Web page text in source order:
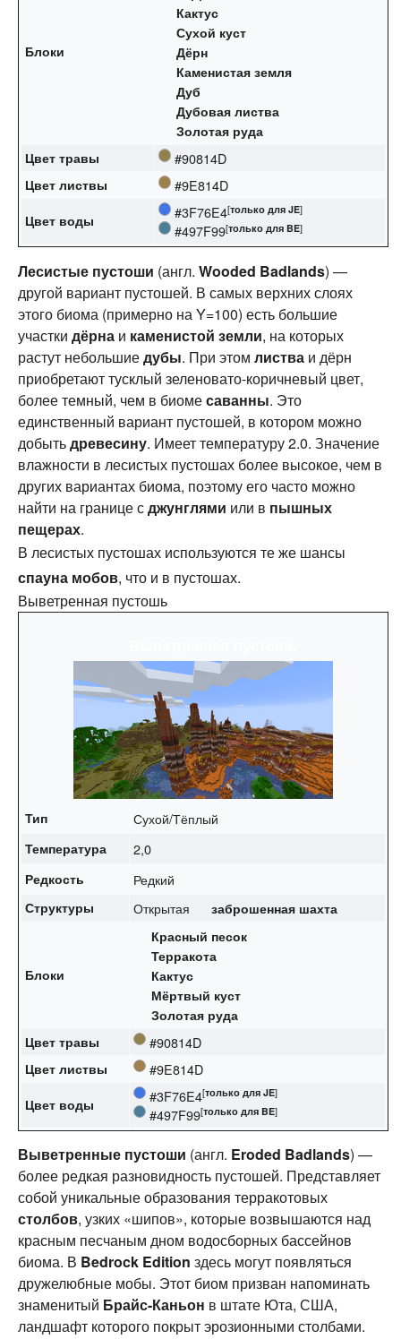
Блоки
Кактус
Сухой куст
Дёрн
Каменистая земля
Дуб
Дубовая листва
Золотая руда
Цвет травы
#90814D
Цвет листвы #9E814D
Цвет воды #3F76E4‌[только дляJE]
#497F99‌[только дляBE]
Лесистые пустоши (англ. Wooded Badlands) —
другой вариант пустошей. В самых верхних слоях
этого биома (примерно на Y=100) есть большие
участки дёрна и каменистой земли, на которых
растут небольшиедубы. При этом листва и дёрн
приобретают тусклый зеленовато-коричневый цвет,
более темный, чем в биомесаванны. Это
единственный вариант пустошей, в котором можно
добытьдревесину. Имеет температуру 2.0. Значение
влажности в лесистых пустошах более высокое, чем в
других вариантах биома, поэтому его часто можно
найти на границе сджунглями или в пышных
пещерах.
В лесистых пустошах используются те же шансы
спауна мобов, что и в пустошах.
Выветренная пустошь
Тип Сухой/Тёплый
Температура 2,0
Редкость Редкий
Структуры Открытая заброшенная шахта
Блоки
Красный песок
Терракота
Кактус
Мёртвый куст
Золотая руда
Цвет травы
#90814D
Цвет листвы #9E814D
Цвет воды #3F76E4‌[только дляJE]
#497F99‌[только дляBE]
Выветренные пустоши (англ. Eroded Badlands) —
более редкая разновидность пустошей. Представляет
собой уникальные образования терракотовых
столбов, узких «шипов», которые возвышаются над
красным песчаным дном водосборных бассейнов
биома. В Bedrock Edition здесь могут появляться
дружелюбные мобы. Этот биом призван напоминать
знаменитый Брайс-Каньон в штате Юта, США,
ландшафт которого покрыт эрозионными столбами.